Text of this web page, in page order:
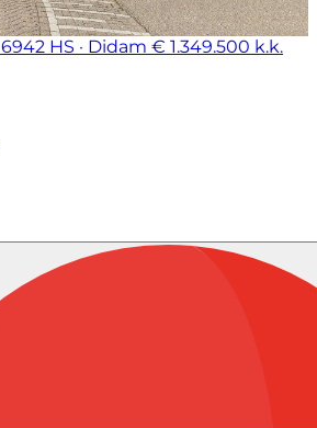
6942 HS · Didam € 1.349.500 k.k.